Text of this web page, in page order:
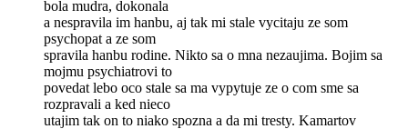
bola mudra, dokonala
a nespravila im hanbu, aj tak mi stale vycitaju ze som
psychopat a ze som
spravila hanbu rodine. Nikto sa o mna nezaujima. Bojim sa
mojmu psychiatrovi to
povedat lebo oco stale sa ma vypytuje ze o com sme sa
rozpravali a ked nieco
utajim tak on to niako spozna a da mi tresty. Kamartov